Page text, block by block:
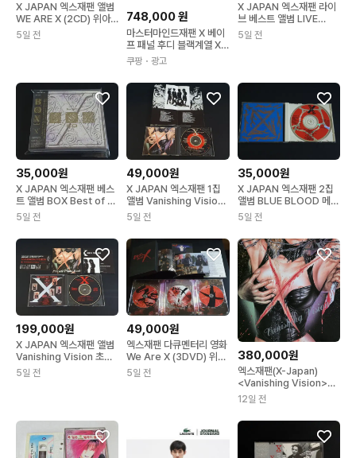
X JAPAN 엑스재팬 앨범
WE ARE X (2CD) 위아
엑스 한정반
5일 전
748,000원
마스터마인드재팬 X 베이
프 패널 후디 블랙계열 XL
(KR 110) 001ZPF7319
15X
쿠팡 ・광고
X JAPAN 엑스재팬 라이
브 베스트 앨범 LIVE
TOKYO DOME 음반
5일 전
35,000원
X JAPAN 엑스재팬 베스
트 앨범 BOX Best of X
(2CD) 음반
5일 전
49,000원
X JAPAN 엑스재팬 1집
앨범 Vanishing Vision
음반
5일 전
35,000원
X JAPAN 엑스재팬 2집
앨범 BLUE BLOOD 메이
저 데뷔 음반
5일 전
199,000원
X JAPAN 엑스재팬 앨범
Vanishing Vision 초회
반 포토북 첨부 사양
5일 전
49,000원
엑스재팬 다큐멘터리 영화
We Are X (3DVD) 위아
엑스 한정반
5일 전
380,000원
엑스재팬(X-Japan)
<Vanishing Vision>
LP
12일 전